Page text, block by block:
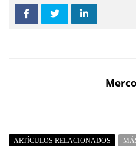
ARTÍCULOS RELACIONADOS